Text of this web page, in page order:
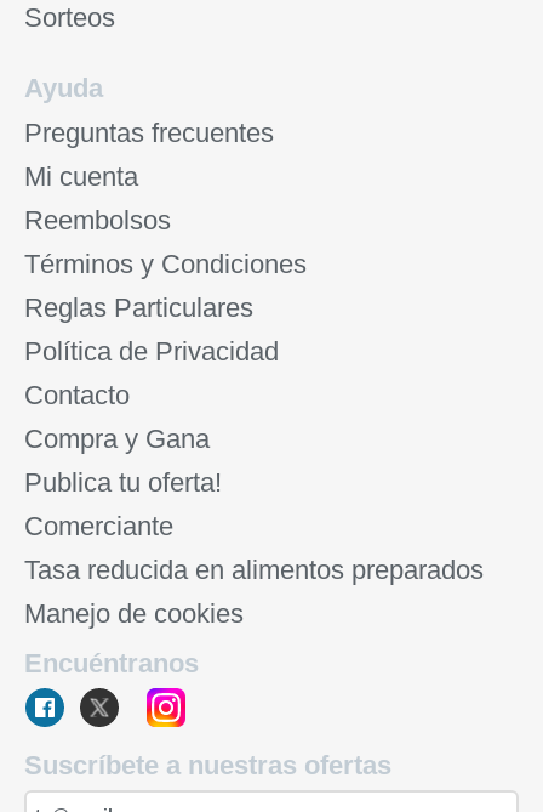
Sorteos
Ayuda
Preguntas frecuentes
Mi cuenta
Reembolsos
Términos y Condiciones
Reglas Particulares
Política de Privacidad
Contacto
Compra y Gana
Publica tu oferta!
Comerciante
Tasa reducida en alimentos preparados
Manejo de cookies
Encuéntranos
Suscríbete a nuestras ofertas